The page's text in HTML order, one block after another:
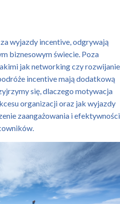
wyjazdy incentive, odgrywają
biznesowym świecie. Poza
jak networking czy rozwijanie
incentive mają dodatkową
się, dlaczego motywacja
organizacji oraz jak wyjazdy
zaangażowania i efektywności